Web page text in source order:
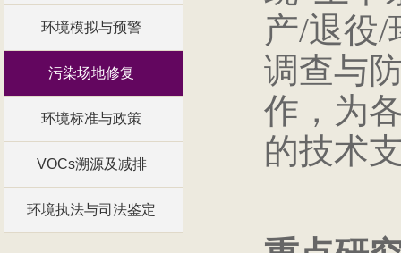
环境模拟与预警
污染场地修复
环境标准与政策
VOCs溯源及减排
环境执法与司法鉴定
产/退役/
调查与
作，为
的技术